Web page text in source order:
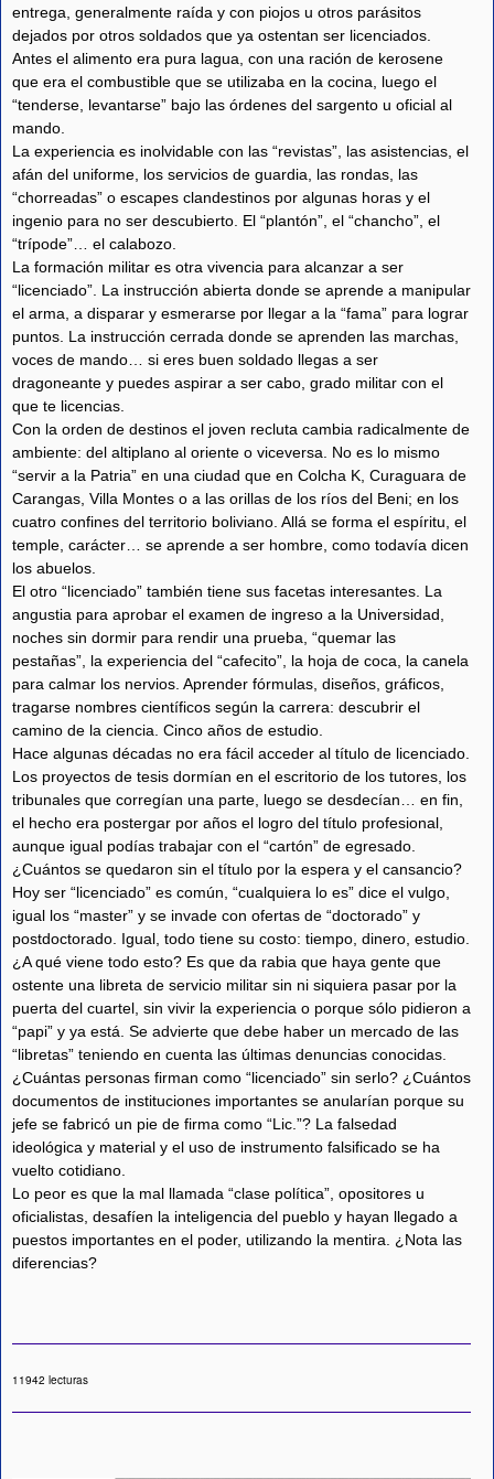
entrega, generalmente raída y con piojos u otros parásitos
dejados por otros soldados que ya ostentan ser licenciados.
Antes el alimento era pura lagua, con una ración de kerosene
que era el combustible que se utilizaba en la cocina, luego el
“tenderse, levantarse” bajo las órdenes del sargento u oficial al
mando.
La experiencia es inolvidable con las “revistas”, las asistencias, el
afán del uniforme, los servicios de guardia, las rondas, las
“chorreadas” o escapes clandestinos por algunas horas y el
ingenio para no ser descubierto. El “plantón”, el “chancho”, el
“trípode”… el calabozo.
La formación militar es otra vivencia para alcanzar a ser
“licenciado”. La instrucción abierta donde se aprende a manipular
el arma, a disparar y esmerarse por llegar a la “fama” para lograr
puntos. La instrucción cerrada donde se aprenden las marchas,
voces de mando… si eres buen soldado llegas a ser
dragoneante y puedes aspirar a ser cabo, grado militar con el
que te licencias.
Con la orden de destinos el joven recluta cambia radicalmente de
ambiente: del altiplano al oriente o viceversa. No es lo mismo
“servir a la Patria” en una ciudad que en Colcha K, Curaguara de
Carangas, Villa Montes o a las orillas de los ríos del Beni; en los
cuatro confines del territorio boliviano. Allá se forma el espíritu, el
temple, carácter… se aprende a ser hombre, como todavía dicen
los abuelos.
El otro “licenciado” también tiene sus facetas interesantes. La
angustia para aprobar el examen de ingreso a la Universidad,
noches sin dormir para rendir una prueba, “quemar las
pestañas”, la experiencia del “cafecito”, la hoja de coca, la canela
para calmar los nervios. Aprender fórmulas, diseños, gráficos,
tragarse nombres científicos según la carrera: descubrir el
camino de la ciencia. Cinco años de estudio.
Hace algunas décadas no era fácil acceder al título de licenciado.
Los proyectos de tesis dormían en el escritorio de los tutores, los
tribunales que corregían una parte, luego se desdecían… en fin,
el hecho era postergar por años el logro del título profesional,
aunque igual podías trabajar con el “cartón” de egresado.
¿Cuántos se quedaron sin el título por la espera y el cansancio?
Hoy ser “licenciado” es común, “cualquiera lo es” dice el vulgo,
igual los “master” y se invade con ofertas de “doctorado” y
postdoctorado. Igual, todo tiene su costo: tiempo, dinero, estudio.
¿A qué viene todo esto? Es que da rabia que haya gente que
ostente una libreta de servicio militar sin ni siquiera pasar por la
puerta del cuartel, sin vivir la experiencia o porque sólo pidieron a
“papi” y ya está. Se advierte que debe haber un mercado de las
“libretas” teniendo en cuenta las últimas denuncias conocidas.
¿Cuántas personas firman como “licenciado” sin serlo? ¿Cuántos
documentos de instituciones importantes se anularían porque su
jefe se fabricó un pie de firma como “Lic.”? La falsedad
ideológica y material y el uso de instrumento falsificado se ha
vuelto cotidiano.
Lo peor es que la mal llamada “clase política”, opositores u
oficialistas, desafíen la inteligencia del pueblo y hayan llegado a
puestos importantes en el poder, utilizando la mentira. ¿Nota las
diferencias?
11942 lecturas